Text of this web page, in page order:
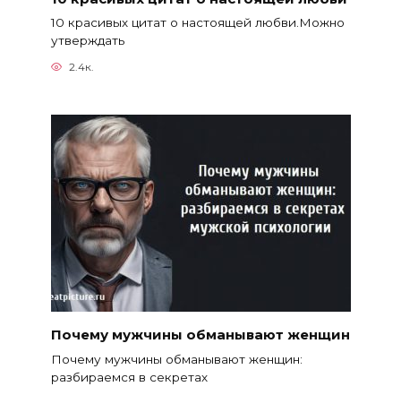
10 красивых цитат о настоящей любви.Можно
утверждать
2.4к.
Почему мужчины обманывают женщин
Почему мужчины обманывают женщин:
разбираемся в секретах